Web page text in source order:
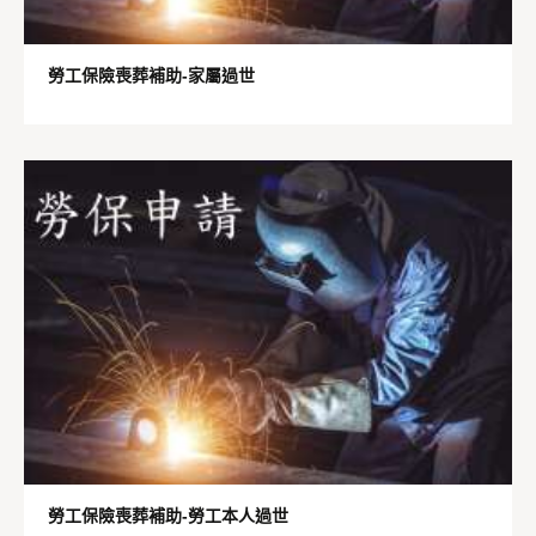
勞工保險喪葬補助-家屬過世
勞工保險喪葬補助-勞工本人過世